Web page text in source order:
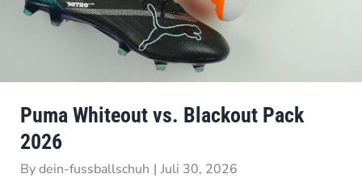
Puma Whiteout vs. Blackout Pack
2026
Bydein-fussballschuh | Juli 30, 2026